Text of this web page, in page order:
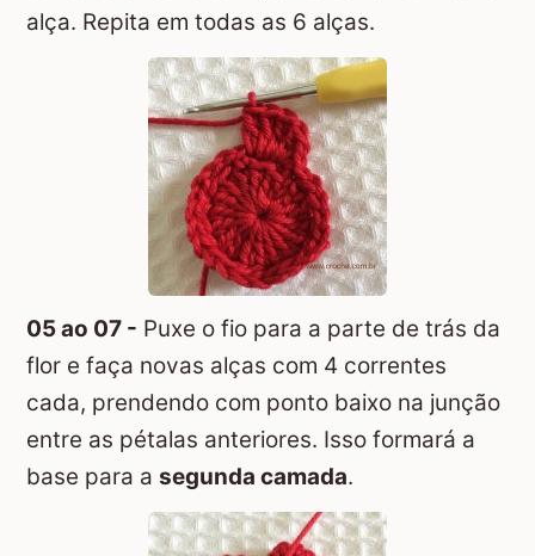
alça. Repita em todas as 6 alças.
05 ao 07 - Puxe o fio para a parte de trás da
flor e faça novas alças com 4 correntes
cada, prendendo com ponto baixo na junção
entre as pétalas anteriores. Isso formará a
base para a segunda camada.